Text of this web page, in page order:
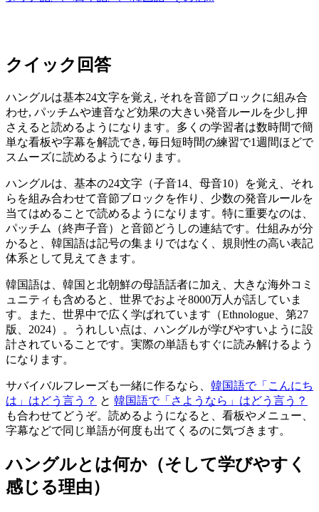
クイック回答
ハングルは基本24文字を覚え, それを音節ブロックに組み合
わせ, パッチムや連音など効果の大きい発音ルールを少し押
さえると読めるようになります。多くの学習者は数時間で簡
単な看板や字幕を解読でき, 毎日短時間の練習で1週間ほどで
スムーズに読めるようになります。
ハングルは、基本の24文字（子音14、母音10）を覚え、それ
らを組み合わせて音節ブロックを作り、少数の発音ルールを
当てはめることで読めるようになります。特に重要なのは、
パッチム（終声子音）と音節どうしの連結です。仕組みが分
かると、韓国語は記号の集まりではなく、規則性の高い表記
体系として見えてきます。
韓国語は、韓国と北朝鮮の母語話者に加え、大きな海外コミ
ュニティも含めると、世界でおよそ8000万人が話していま
す。また、世界中で広く学ばれています（Ethnologue、第27
版、2024）。うれしい点は、ハングルが学びやすいように設
計されていることです。実際の単語もすぐに読み解けるよう
になります。
サバイバルフレーズも一緒に作るなら、 韓国語で「こんにち
は」はどう言う？ と 韓国語で「さようなら」はどう言う？
も合わせてどうぞ。読めるようになると、看板やメニュー、
字幕などで同じ単語が何度も出てくるのに気づきます。
ハングルとは何か（そして学びやすく
感じる理由）